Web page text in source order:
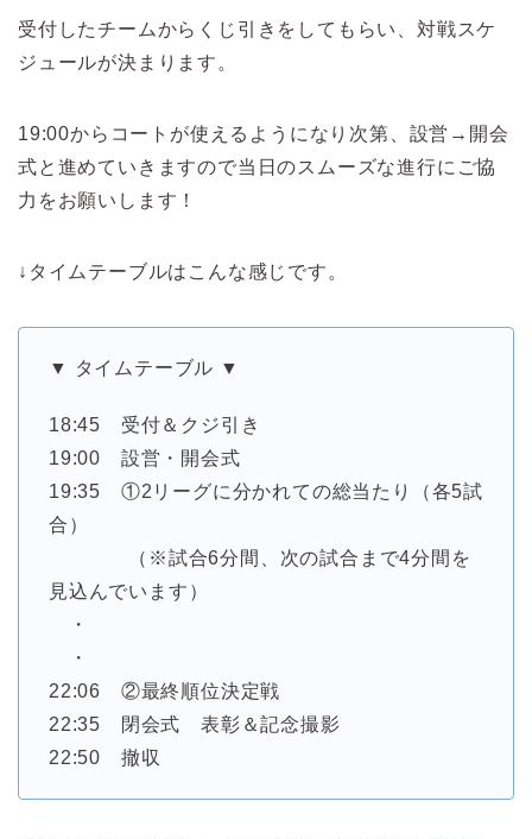
受付したチームからくじ引きをしてもらい、対戦スケ
ジュールが決まります。
19:00からコートが使えるようになり次第、設営→開会
式と進めていきますので当日のスムーズな進行にご協
力をお願いします！
↓タイムテーブルはこんな感じです。
▼ タイムテーブル ▼
18:45 受付＆クジ引き
19:00 設営・開会式
19:35 ①2リーグに分かれての総当たり（各5試
合）
（※試合6分間、次の試合まで4分間を
見込んでいます）
・
・
22:06 ②最終順位決定戦
22:35 閉会式 表彰＆記念撮影
22:50 撤収